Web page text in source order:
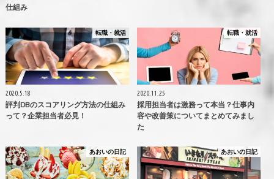
仕組み
転職・就活
2020.5.18
評判DBのスコアリング方法の仕組み
って？企業担当者必見！
転職・就活
2020.11.25
採用担当者は激務って本当？仕事内
容や改善策についてまとめてみまし
た
あおいの日記 あおいの日記